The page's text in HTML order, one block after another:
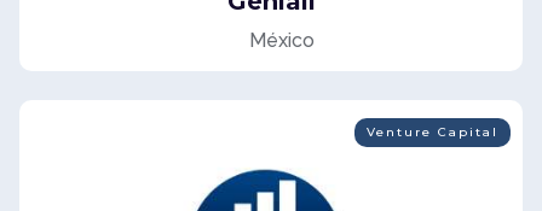
México
Venture Capital